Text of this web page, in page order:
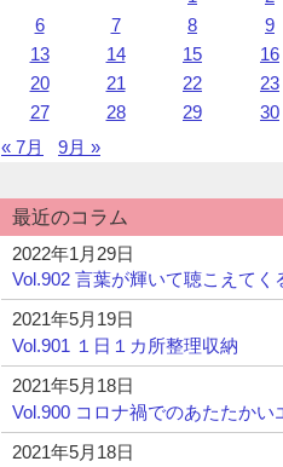
ま
す。
6
7 8 9
13
14 15 16
20
21 22 23
27
28 29 30
« 7月
9月 »
最近のコラム
2022年1月29日
Vol.902 言葉が輝いて聴こえてく
2021年5月19日
Vol.901 １日１カ所整理収納
2021年5月18日
Vol.900 コロナ禍でのあたたかい
2021年5月18日